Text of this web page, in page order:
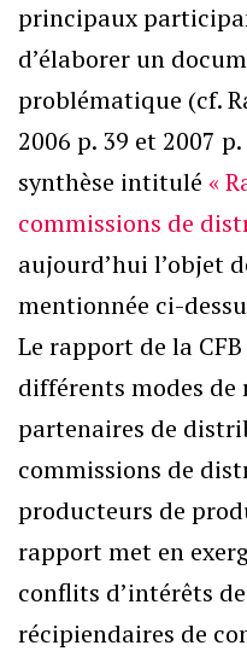
principaux
d’élaborer un
problématique (cf.
2006 p. 39 et 2007
synthèse intitulé «
commissions de
aujourd’hui l’objet
mentionnée ci-
Le rapport de la
différents modes de
partenaires de
commissions de
producteurs de
rapport met en
conflits d’intérêts
récipiendaires de